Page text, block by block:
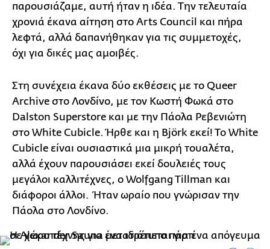
παρουσιάζαμε, αυτή ήταν η ιδέα. Την τελευταία
χρονιά έκανα αίτηση στο Arts Council και πήρα
λεφτά, αλλά δαπανήθηκαν για τις συμμετοχές,
όχι για δικές μας αμοιβές.
Στη συνέχεια έκανα δύο εκθέσεις με το Queer
Archive στο Λονδίνο, με τον Κωστή Φωκά στο
Dalston Superstore και με την Πάολα Ρεβενιώτη
στο White Cubicle. Ήρθε και η Björk εκεί! Το White
Cubicle είναι ουσιαστικά μια μικρή τουαλέτα,
αλλά έχουν παρουσιάσει εκεί δουλειές τους
μεγάλοι καλλιτέχνες, ο Wolfgang Tillman και
διάφοροι άλλοι. Ήταν ωραίο που γνώρισαν την
Πάολα στο Λονδίνο.